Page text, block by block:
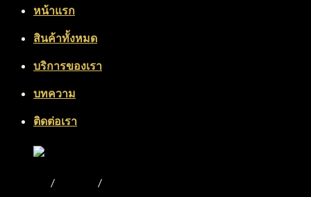
หน้าแรก
สินค้าทั้งหมด
บริการของเรา
บทความ
ติดต่อเรา
/ /